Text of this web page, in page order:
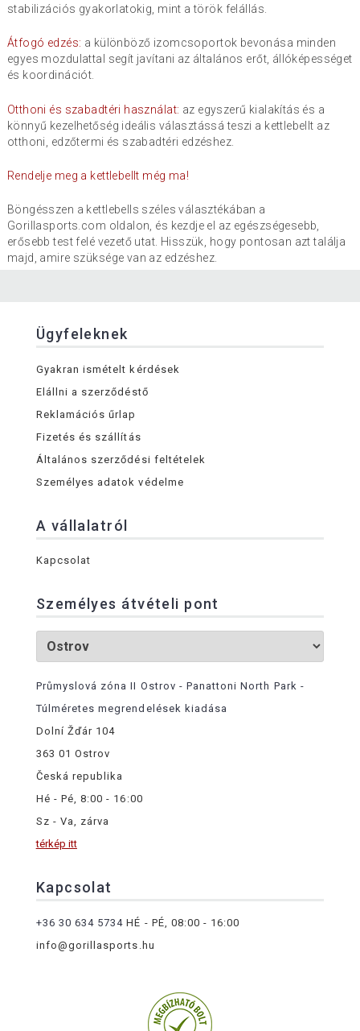
stabilizációs gyakorlatokig, mint a török felállás.
Átfogó edzés: a különböző izomcsoportok bevonása minden
egyes mozdulattal segít javítani az általános erőt, állóképességet
és koordinációt.
Otthoni és szabadtéri használat: az egyszerű kialakítás és a
könnyű kezelhetőség ideális választássá teszi a kettlebellt az
otthoni, edzőtermi és szabadtéri edzéshez.
Rendelje meg a kettlebellt még ma!
Böngésszen a kettlebells széles választékában a
Gorillasports.com oldalon, és kezdje el az egészségesebb,
erősebb test felé vezető utat. Hisszük, hogy pontosan azt találja
majd, amire szüksége van az edzéshez.
Ügyfeleknek
Gyakran ismételt kérdések
Elállni a szerződéstő
Reklamációs űrlap
Fizetés és szállítás
Általános szerződési feltételek
Személyes adatok védelme
A vállalatról
Kapcsolat
Személyes átvételi pont
Průmyslová zóna II Ostrov - Panattoni North Park -
Túlméretes megrendelések kiadása
Dolní Žďár 104
363 01 Ostrov
Česká republika
Hé - Pé, 8:00 - 16:00
Sz - Va, zárva
térkép itt
Kapcsolat
+36 30 634 5734 HÉ - PÉ, 08:00 - 16:00
info@gorillasports.hu